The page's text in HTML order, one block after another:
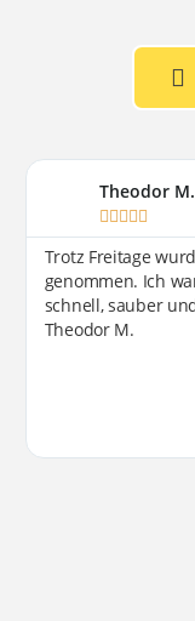
Theodor M.
    
Trotz Freitage
genommen. Ich
schnell, sauber
Theodor M.